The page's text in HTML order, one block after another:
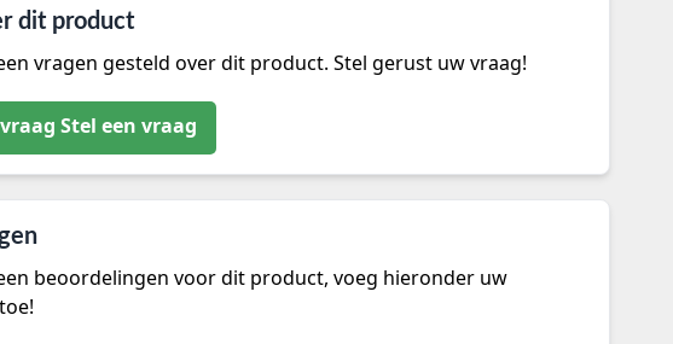
dit product
vragen gesteld over dit product. Stel gerust uw vraag!
Stel een vraag
beoordelingen voor dit product, voeg hieronder uw